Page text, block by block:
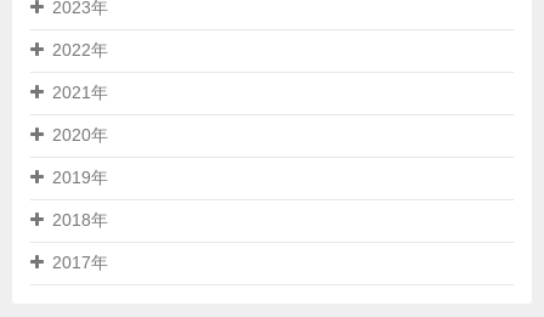
2023年
2022年
2021年
2020年
2019年
2018年
2017年